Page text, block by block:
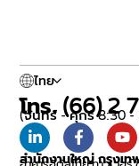
ไทย
โทร. (66) 2
(จันทร์ - ศุกร์ 8:30 -
สำนักงานใหญ่ กรุงเท